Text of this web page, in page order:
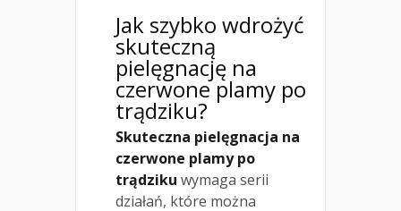
Jak szybko wdrożyć
skuteczną
pielęgnację na
czerwone plamy po
trądziku?
Skuteczna pielęgnacja na
czerwone plamy po
trądziku wymaga serii
działań, które można